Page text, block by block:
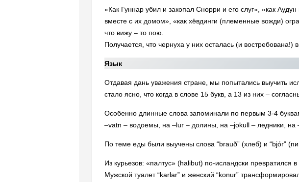
«Как Гуннар убил и закопал Снорри и его слуг», «как
вместе с их домом», «как хёвдинги (племенные вожди)
что вижу – то пою.
Получается, что чернуха у них осталась (и
Язык
Отдавая дань уважения стране, мы попытались выучить
стало ясно, что когда в слове 15 букв, а 13 из них –
Особенно длинные слова запоминали по первым 3-4
–vatn – водоемы, на –lur – долины, на –jokull – ледники, на
По теме еды были выучены слова “brauð” (хлеб) и “bjór”
Из курьезов: «палтус» (halibut) по-исландски превратился
Мужской туалет “karlar” и женский “konur”